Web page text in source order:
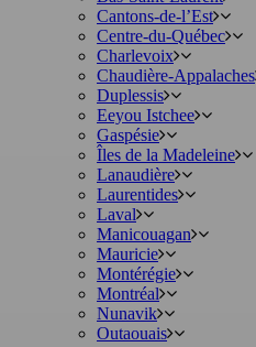
Cantons-de-l’Est
Centre-du-Québec
Charlevoix
Chaudière-Appalaches
Duplessis
Eeyou Istchee
Gaspésie
Îles de la Madeleine
Lanaudière
Laurentides
Laval
Manicouagan
Mauricie
Montérégie
Montréal
Nunavik
Outaouais